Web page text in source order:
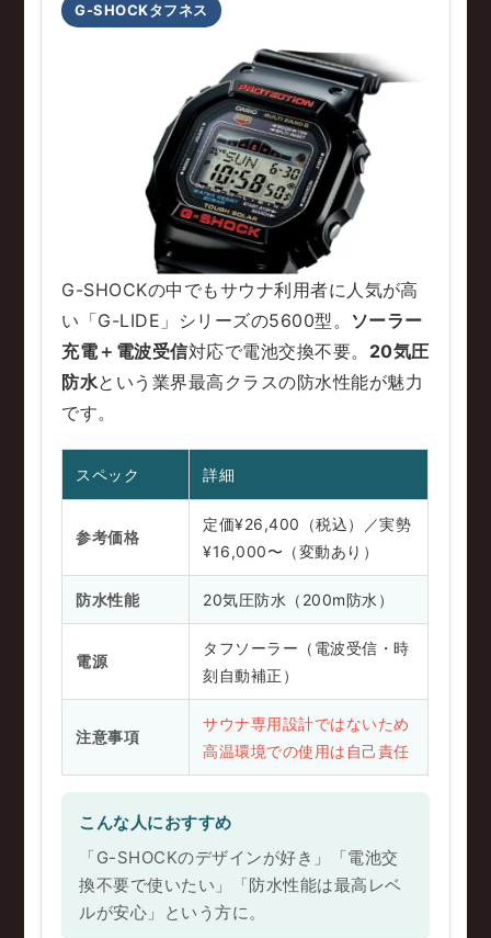
G-SHOCKタフネス
G-SHOCKの中でもサウナ利用者に人気が高
い「G-LIDE」シリーズの5600型。 ソーラー
充電＋電波受信対応で電池交換不要。 20気圧
防水という業界最高クラスの防水性能が魅力
です。
スペック 詳細
参考価格
定価¥26,400（税込）／実勢
¥16,000〜（変動あり）
防水性能 20気圧防水（200m防水）
電源
タフソーラー（電波受信・時
刻自動補正）
注意事項
サウナ専用設計ではないため
高温環境での使用は自己責任
こんな人におすすめ
「G-SHOCKのデザインが好き」「電池交
換不要で使いたい」「防水性能は最高レベ
ルが安心」という方に。